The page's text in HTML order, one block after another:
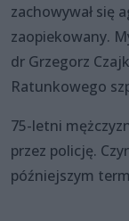
zachowywał się
zaopiekowany.
dr Grzegorz
Ratunkowego
75-letni
przez policję.
późniejszym